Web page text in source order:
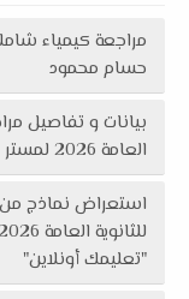
حسام محمود
بيانات و تفاصيل
العامة 2026 لمستر حسام محمود :
استعراض نماذج من
"تعليمك أونلاين"